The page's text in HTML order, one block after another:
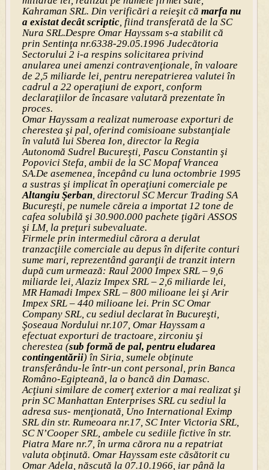
Kahraman SRL. Din verificări a reieşit că marfa nu
a existat decât scriptic, fiind transferată de la SC
Nura SRL.Despre Omar Hayssam s-a stabilit că
prin Sentinţa nr.6338-29.05.1996 Judecătoria
Sectorului 2 i-a respins solicitarea privind
anularea unei amenzi contravenţionale, în valoare
de 2,5 miliarde lei, pentru nerepatrierea valutei în
cadrul a 22 operaţiuni de export, conform
declaraţiilor de încasare valutară prezentate în
proces.
Omar Hayssam a realizat numeroase exporturi de
cherestea şi pal, oferind comisioane substanţiale
în valută lui Sberea Ion, director la Regia
Autonomă Sudrel Bucureşti, Pascu Constantin şi
Popovici Stefa, ambii de la SC Mopaf Vrancea
SA.De asemenea, începând cu luna octombrie 1995
a sustras şi implicat în operaţiuni comerciale pe
Altangiu Şerban, directorul SC Mercur Trading SA
Bucureşti, pe numele căreia a importat 12 tone de
cafea solubilă şi 30.900.000 pachete ţigări ASSOS
şi LM, la preţuri subevaluate.
Firmele prin intermediul cărora a derulat
tranzacţiile comerciale au depus în diferite conturi
sume mari, reprezentând garanţii de tranzit intern
după cum urmează: Raul 2000 Impex SRL – 9,6
miliarde lei, Alaziz Impex SRL – 2,6 miliarde lei,
MR Hamadi Impex SRL – 800 milioane lei şi Arir
Impex SRL – 440 milioane lei. Prin SC Omar
Company SRL, cu sediul declarat în Bucureşti,
Şoseaua Nordului nr.107, Omar Hayssam a
efectuat exporturi de tractoare, zirconiu şi
cherestea (sub formă de pal, pentru eludarea
contingentării) în Siria, sumele obţinute
transferându-le într-un cont personal, prin Banca
Româno-Egipteană, la o bancă din Damasc.
Acţiuni similare de comerţ exterior a mai realizat şi
prin SC Manhattan Enterprises SRL cu sediul la
adresa sus- menţionată, Uno International Eximp
SRL din str. Rumeoara nr.17, SC Inter Victoria SRL,
SC N’Cooper SRL, ambele cu sediile fictive în str.
Piatra Mare nr.7, în urma cărora nu a repatriat
valuta obţinută. Omar Hayssam este căsătorit cu
Omar Adela, născută la 07.10.1966, iar până la